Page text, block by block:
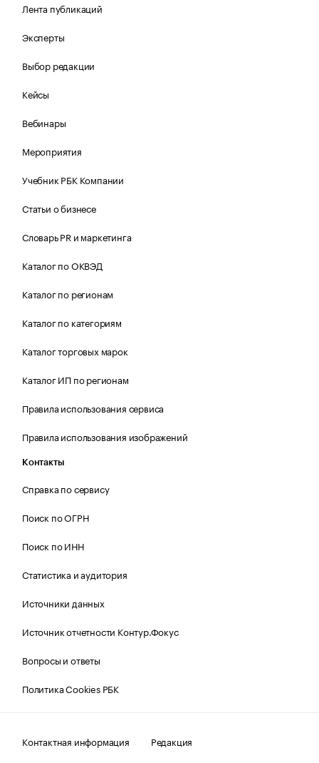
Лента публикаций
Эксперты
Выбор редакции
Кейсы
Вебинары
Мероприятия
Учебник РБК Компании
Статьи о бизнесе
Словарь PR и маркетинга
Каталог по ОКВЭД
Каталог по регионам
Каталог по категориям
Каталог торговых марок
Каталог ИП по регионам
Правила использования сервиса
Правила использования изображений
Контакты
Справка по сервису
Поиск по ОГРН
Поиск по ИНН
Статистика и аудитория
Источники данных
Источник отчетности Контур.Фокус
Вопросы и ответы
Политика Cookies РБК
Контактная информация
Редакция